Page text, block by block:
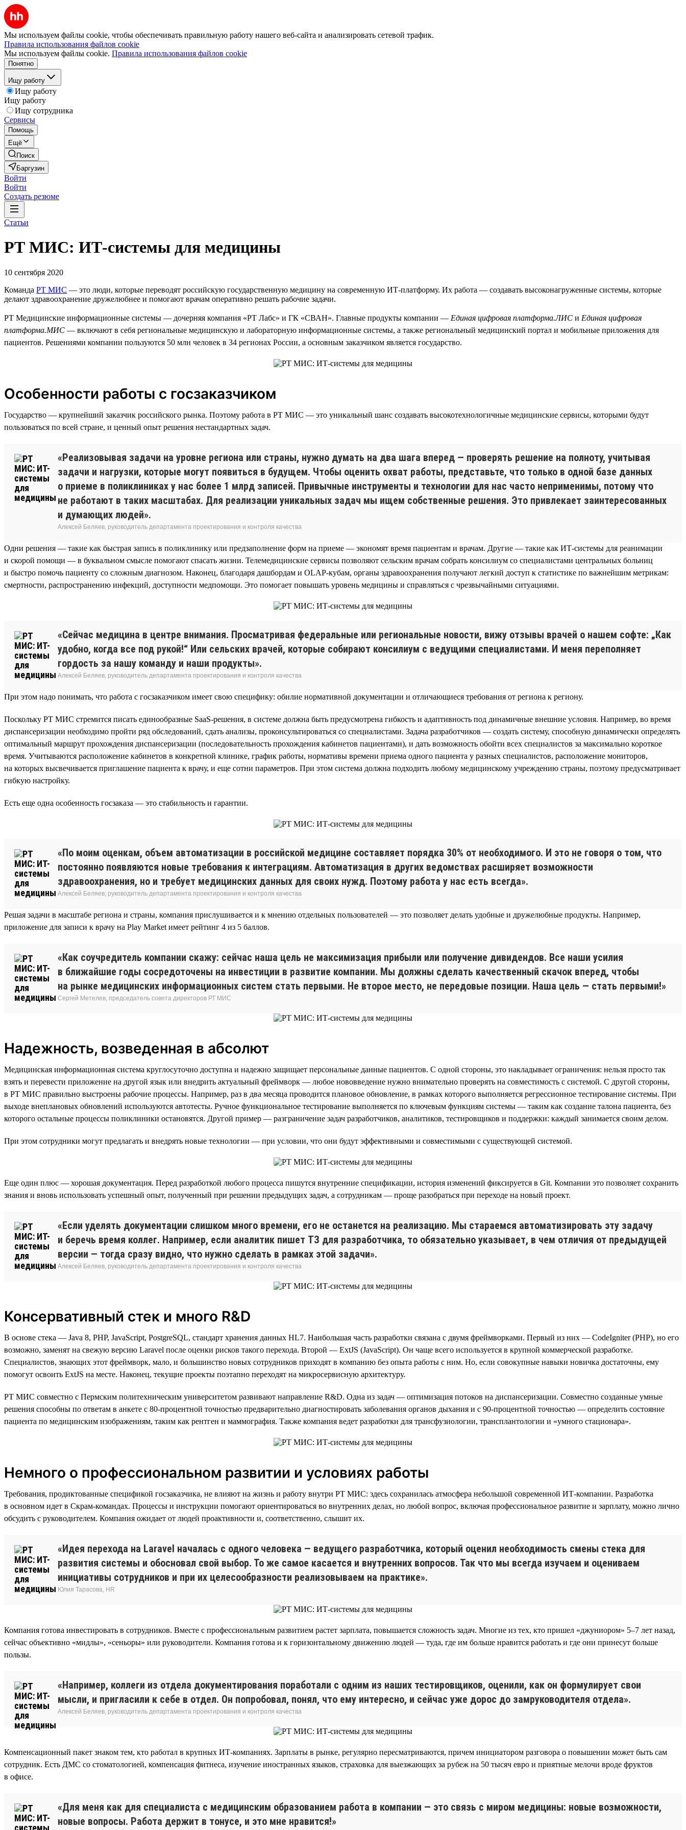
Мы используем файлы cookie, чтобы обеспечивать правильную работу нашего веб-сайта и анализировать сетевой трафик.
Правила использования файлов cookie
Мы используем файлы cookie. Правила использования файлов cookie
Понятно
Ищу работу
Ищу работу
Ищу работу
Ищу сотрудника
Сервисы
Помощь
Ещё
Поиск
Баргузин
Войти
Войти
Создать резюме
Статьи
РТ МИС: ИТ-системы для медицины
10 сентября 2020
Команда РТ МИС — это люди, которые переводят российскую государственную медицину на современную ИТ-платформу. Их работа — создавать высоконагруженные системы, которые
делают здравоохранение дружелюбнее и помогают врачам оперативно решать рабочие задачи.
РТ Медицинские информационные системы — дочерняя компания «РТ Лабс» и ГК «СВАН». Главные продукты компании — Единая цифровая платформа.ЛИС и Единая цифровая
платформа.МИС — включают в себя региональные медицинскую и лабораторную информационные системы, а также региональный медицинский портал и мобильные приложения для
пациентов. Решениями компании пользуются 50 млн человек в 34 регионах России, а основным заказчиком является государство.
Особенности работы с госзаказчиком
Государство — крупнейший заказчик российского рынка. Поэтому работа в РТ МИС — это уникальный шанс создавать высокотехнологичные медицинские сервисы, которыми будут
пользоваться по всей стране, и ценный опыт решения нестандартных задач.
«Реализовывая задачи на уровне региона или страны, нужно думать на два шага вперед — проверять решение на полноту, учитывая
задачи и нагрузки, которые могут появиться в будущем. Чтобы оценить охват работы, представьте, что только в одной базе данных
о приеме в поликлиниках у нас более 1 млрд записей. Привычные инструменты и технологии для нас часто неприменимы, потому что
не работают в таких масштабах. Для реализации уникальных задач мы ищем собственные решения. Это привлекает заинтересованных
и думающих людей».
Алексей Беляев, руководитель департамента проектирования и контроля качества
Одни решения — такие как быстрая запись в поликлинику или предзаполнение форм на приеме — экономят время пациентам и врачам. Другие — такие как ИТ-системы для реанимации
и скорой помощи — в буквальном смысле помогают спасать жизни. Телемедицинские сервисы позволяют сельским врачам собрать консилиум со специалистами центральных больниц
и быстро помочь пациенту со сложным диагнозом. Наконец, благодаря дашбордам и OLAP-кубам, органы здравоохранения получают легкий доступ к статистике по важнейшим метрикам:
смертности, распространению инфекций, доступности медпомощи. Это помогает повышать уровень медицины и справляться с чрезвычайными ситуациями.
«Сейчас медицина в центре внимания. Просматривая федеральные или региональные новости, вижу отзывы врачей о нашем софте: „Как
удобно, когда все под рукой!“ Или сельских врачей, которые собирают консилиум с ведущими специалистами. И меня переполняет
гордость за нашу команду и наши продукты».
Алексей Беляев, руководитель департамента проектирования и контроля качества
При этом надо понимать, что работа с госзаказчиком имеет свою специфику: обилие нормативной документации и отличающиеся требования от региона к региону.
Поскольку РТ МИС стремится писать единообразные SaaS-решения, в системе должна быть предусмотрена гибкость и адаптивность под динамичные внешние условия. Например, во время
диспансеризации необходимо пройти ряд обследований, сдать анализы, проконсультироваться со специалистами. Задача разработчиков — создать систему, способную динамически определять
оптимальный маршрут прохождения диспансеризации (последовательность прохождения кабинетов пациентами), и дать возможность обойти всех специалистов за максимально короткое
время. Учитываются расположение кабинетов в конкретной клинике, график работы, нормативы времени приема одного пациента у разных специалистов, расположение мониторов,
на которых высвечивается приглашение пациента к врачу, и еще сотни параметров. При этом система должна подходить любому медицинскому учреждению страны, поэтому предусматривает
гибкую настройку.
Есть еще одна особенность госзаказа — это стабильность и гарантии.
«По моим оценкам, объем автоматизации в российской медицине составляет порядка 30% от необходимого. И это не говоря о том, что
постоянно появляются новые требования к интеграциям. Автоматизация в других ведомствах расширяет возможности
здравоохранения, но и требует медицинских данных для своих нужд. Поэтому работа у нас есть всегда».
Алексей Беляев, руководитель департамента проектирования и контроля качества
Решая задачи в масштабе региона и страны, компания прислушивается и к мнению отдельных пользователей — это позволяет делать удобные и дружелюбные продукты. Например,
приложение для записи к врачу на Play Market имеет рейтинг 4 из 5 баллов.
«Как соучредитель компании скажу: сейчас наша цель не максимизация прибыли или получение дивидендов. Все наши усилия
в ближайшие годы сосредоточены на инвестиции в развитие компании. Мы должны сделать качественный скачок вперед, чтобы
на рынке медицинских информационных систем стать первыми. Не второе место, не передовые позиции. Наша цель — стать первыми!»
Сергей Метелев, председатель совета директоров РТ МИС
Надежность, возведенная в абсолют
Медицинская информационная система круглосуточно доступна и надежно защищает персональные данные пациентов. С одной стороны, это накладывает ограничения: нельзя просто так
взять и перевести приложение на другой язык или внедрить актуальный фреймворк — любое нововведение нужно внимательно проверять на совместимость с системой. С другой стороны,
в РТ МИС правильно выстроены рабочие процессы. Например, раз в два месяца проводится плановое обновление, в рамках которого выполняется регрессионное тестирование системы. При
выходе внеплановых обновлений используются автотесты. Ручное функциональное тестирование выполняется по ключевым функциям системы — таким как создание талона пациента, без
которого остальные процессы поликлиники остановятся. Другой пример — разграничение задач разработчиков, аналитиков, тестировщиков и поддержки: каждый занимается своим делом.
При этом сотрудники могут предлагать и внедрять новые технологии — при условии, что они будут эффективными и совместимыми с существующей системой.
Еще один плюс — хорошая документация. Перед разработкой любого процесса пишутся внутренние спецификации, история изменений фиксируется в Git. Компании это позволяет сохранить
знания и вновь использовать успешный опыт, полученный при решении предыдущих задач, а сотрудникам — проще разобраться при переходе на новый проект.
«Если уделять документации слишком много времени, его не останется на реализацию. Мы стараемся автоматизировать эту задачу
и беречь время коллег. Например, если аналитик пишет ТЗ для разработчика, то обязательно указывает, в чем отличия от предыдущей
версии — тогда сразу видно, что нужно сделать в рамках этой задачи».
Алексей Беляев, руководитель департамента проектирования и контроля качества
Консервативный стек и много R&D
В основе стека — Java 8, PHP, JavaScript, PostgreSQL, стандарт хранения данных HL7. Наибольшая часть разработки связана с двумя фреймворками. Первый из них — CodeIgniter (PHP), но его
возможно, заменят на свежую версию Laravel после оценки рисков такого перехода. Второй — ExtJS (JavaScript). Он чаще всего используется в крупной коммерческой разработке.
Специалистов, знающих этот фреймворк, мало, и большинство новых сотрудников приходят в компанию без опыта работы с ним. Но, если совокупные навыки новичка достаточны, ему
помогут освоить ExtJS на месте. Наконец, текущие проекты поэтапно переходят на микросервисную архитектуру.
РТ МИС совместно с Пермским политехническим университетом развивают направление R&D. Одна из задач — оптимизация потоков на диспансеризации. Совместно созданные умные
решения способны по ответам в анкете с 80-процентной точностью предварительно диагностировать заболевания органов дыхания и с 90-процентной точностью — определить состояние
пациента по медицинским изображениям, таким как рентген и маммография. Также компания ведет разработки для трансфузиологии, трансплантологии и «умного стационара».
Немного о профессиональном развитии и условиях работы
Требования, продиктованные спецификой госзаказчика, не влияют на жизнь и работу внутри РТ МИС: здесь сохранилась атмосфера небольшой современной ИТ-компании. Разработка
в основном идет в Скрам-командах. Процессы и инструкции помогают ориентироваться во внутренних делах, но любой вопрос, включая профессиональное развитие и зарплату, можно лично
обсудить с руководителем. Компания ожидает от людей проактивности и, соответственно, слышит их.
«Идея перехода на Laravel началась с одного человека — ведущего разработчика, который оценил необходимость смены стека для
развития системы и обосновал свой выбор. То же самое касается и внутренних вопросов. Так что мы всегда изучаем и оцениваем
инициативы сотрудников и при их целесообразности реализовываем на практике».
Юлия Тарасова, HR
Компания готова инвестировать в сотрудников. Вместе с профессиональным развитием растет зарплата, повышается сложность задач. Многие из тех, кто пришел «джуниором» 5–7 лет назад,
сейчас объективно «мидлы», «сеньоры» или руководители. Компания готова и к горизонтальному движению людей — туда, где им больше нравится работать и где они принесут больше
пользы.
«Например, коллеги из отдела документирования поработали с одним из наших тестировщиков, оценили, как он формулирует свои
мысли, и пригласили к себе в отдел. Он попробовал, понял, что ему интересно, и сейчас уже дорос до замруководителя отдела».
Алексей Беляев, руководитель департамента проектирования и контроля качества
Компенсационный пакет знаком тем, кто работал в крупных ИТ-компаниях. Зарплаты в рынке, регулярно пересматриваются, причем инициатором разговора о повышении может быть сам
сотрудник. Есть ДМС со стоматологией, компенсация фитнеса, изучение иностранных языков, страховка для выезжающих за рубеж на 50 тысяч евро и приятные мелочи вроде фруктов
в офисе.
«Для меня как для специалиста с медицинским образованием работа в компании — это связь с миром медицины: новые возможности,
новые вопросы. Работа держит в тонусе, и это мне нравится!»